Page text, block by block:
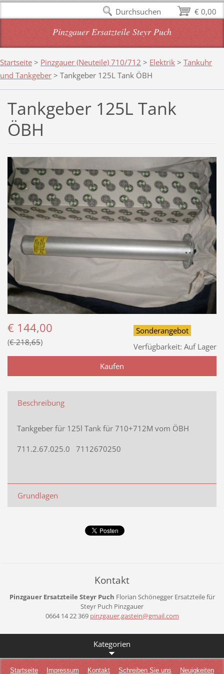
Pinzgauer Ersatzteile Steyr Puch
Startseite > Pinzgauer (Neuteile) 710/712 > Elektrik > Tankuhr
und Tankgeber > Tankgeber 125L Tank ÖBH
Tankgeber 125L Tank
ÖBH
Sonderangebot
Verfügbarkeit: Auf Lager
€ 144,00
€ 218,65
Beschreibung
Tankgeber für 125l Tank für 710+712M vom ÖBH
711.2.67.025.0 7112670250
Grundlagen
Kontakt
Pinzgauer Ersatzteile Steyr Puch Florian SchöneggerErsatzteile für
Steyr Puch Pinzgauer
0664 14 22 369 pinzgauer.gastein@gmail.com
Kategorien
Startseite Impressum Kontakt Schreiben Sie uns Neuigkeiten
€ 0,00
Durchsuchen